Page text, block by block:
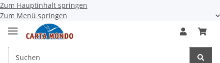
Zum Hauptinhalt springen
Zum Menü springen